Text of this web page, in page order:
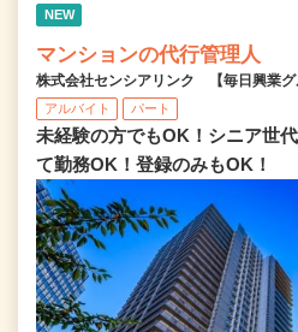
NEW
マンションの代行管理人
株式会社センシアリンク 【毎日興業グ
アルバイト パート
未経験の方でもOK！シニア世
て勤務OK！登録のみもOK！